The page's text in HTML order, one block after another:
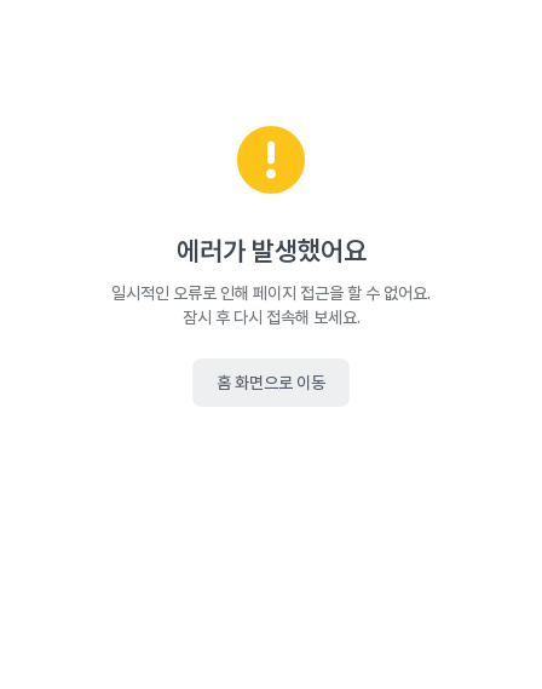
에러가 발생했어요
일시적인 오류로 인해 페이지 접근을 할 수 없어요.
잠시 후 다시 접속해 보세요.
홈 화면으로 이동